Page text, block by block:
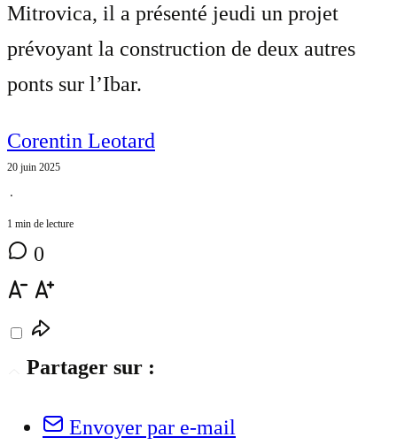
Mitrovica, il a présenté jeudi un projet
prévoyant la construction de deux autres
ponts sur l’Ibar.
Corentin Leotard
20 juin 2025
⋅
1 min de lecture
0
Partager sur :
Envoyer par e-mail